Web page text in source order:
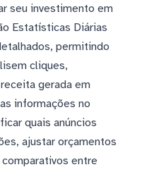
seu investimento em
Estatísticas Diárias
permitindo
cliques,
gerada em
informações no
quais anúncios
ajustar orçamentos
entre